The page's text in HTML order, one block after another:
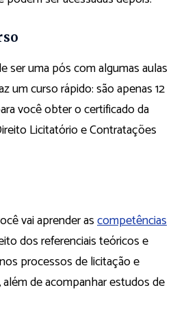
ser uma pós com algumas aulas
um curso rápido: são apenas 12
você obter o certificado da
Licitatório e Contratações
vai aprender ascompetências
dos referenciais teóricos e
processos de licitação e
de acompanhar estudos de